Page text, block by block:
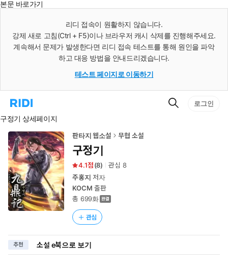
본문 바로가기
리디 접속이 원활하지 않습니다.
강제 새로 고침(Ctrl + F5)이나 브라우저 캐시 삭제를 진행해주세요.
계속해서 문제가 발생한다면 리디 접속 테스트를 통해 원인을 파악
하고 대응 방법을 안내드리겠습니다.
테스트 페이지로 이동하기
리
홈
로
이
동
검
로그인
구정기 상세페이지
판타지 웹소설 무협 소설
구정기
4.1 (8) 관심 8
주홍지 저자
KOCM 출판
총 699화
관심
추천 소설 e북으로 보기